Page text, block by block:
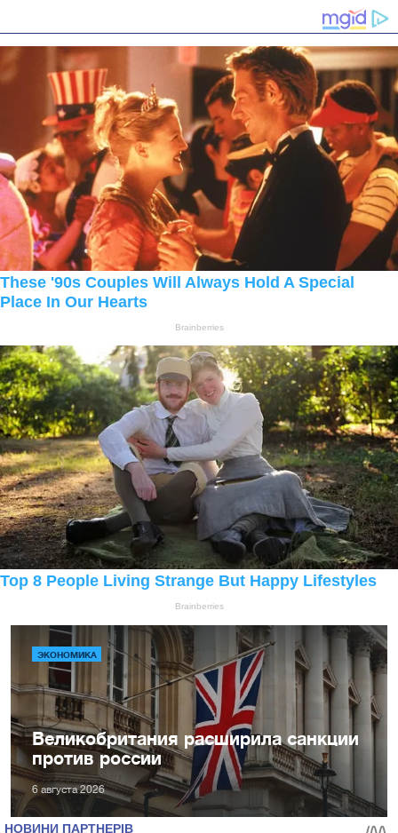
ЭКОНОМИКА
Великобритания расширила санкции
против россии
6 августа 2026